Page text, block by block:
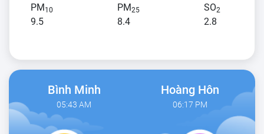
PM10
9.5
PM25
8.4
SO2
2.8
Bình Minh
05:43 AM
Hoàng Hôn
06:17 PM